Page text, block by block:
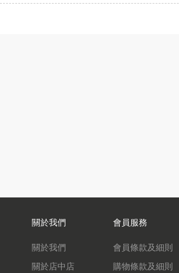
關於我們
關於我們
關於店中店
會員服務
會員條款及細則
購物條款及細則